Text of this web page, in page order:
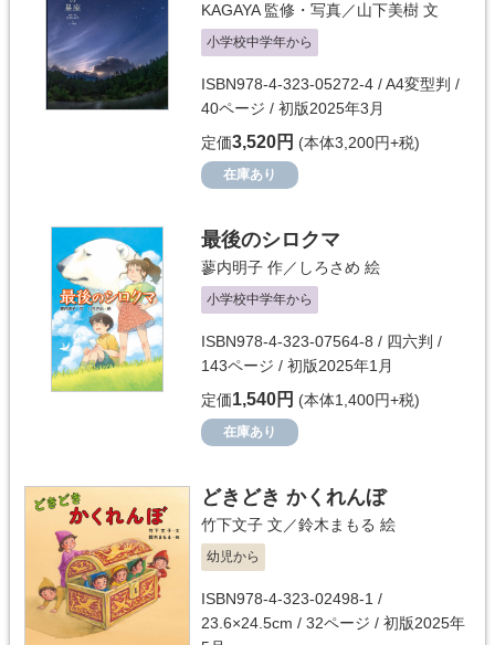
KAGAYA監修・写真／山下美樹 文
小学校中学年から
ISBN978-4-323-05272-4 / A4変型判 /
40ページ / 初版2025年3月
定価3,520円 (本体3,200円+税)
在庫あり
最後のシロクマ
蓼内明子 作／ しろさめ 絵
小学校中学年から
ISBN978-4-323-07564-8 / 四六判 /
143ページ / 初版2025年1月
定価1,540円 (本体1,400円+税)
在庫あり
どきどき かくれんぼ
竹下文子 文／鈴木まもる 絵
幼児から
ISBN978-4-323-02498-1 /
23.6×24.5cm / 32ページ / 初版2025年